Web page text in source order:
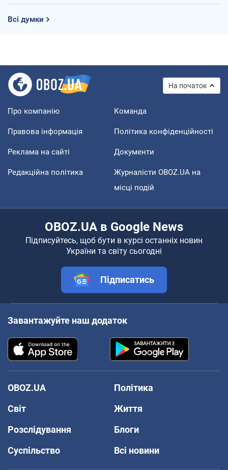
Всі думки
На початок
Про компанію Команда
Правова інформація Політика конфіденційності
Реклама на сайті Документи
Редакційна політика
Журналісти OBOZ.UA на
місці подій
OBOZ.UA в Google News
Підписуйтесь, щоб бути в курсі останніх новин
України та світу сьогодні
Підписатись
Завантажуйте наш додаток
OBOZ.UA
Політика
Світ
Життя
Розслідування
Блоги
Суспільство
Всі новини